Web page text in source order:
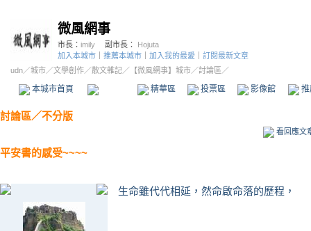
微風網事
市長： imily 副市長：
Hojuta
加入本城市
推薦本城市 加入我的最愛
訂閱最新文章
udn／城市／文學創作／散文雜記／ 【微風網事】城市／討論區／
本城市首頁 精華區 投票區 影像館
討論區／不分版
看回應文
平安書的感受~~~~
生命雖代代相延，然命啟命落的歷程，